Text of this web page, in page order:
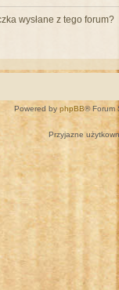
wysłane z tego forum?
Powered by phpBB® Forum
Przyjazne